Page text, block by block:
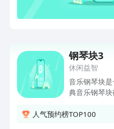
钢琴块3
休闲益智
音乐钢琴块
典音乐钢琴
钢琴声音，选
人气预约榜TOP100